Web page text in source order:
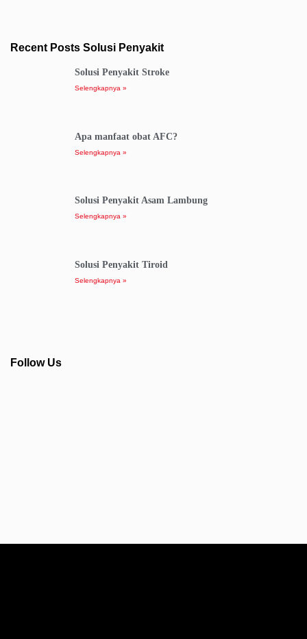
Recent Posts Solusi Penyakit
Solusi Penyakit Stroke
Selengkapnya »
Apa manfaat obat AFC?
Selengkapnya »
Solusi Penyakit Asam Lambung
Selengkapnya »
Solusi Penyakit Tiroid
Selengkapnya »
Follow Us